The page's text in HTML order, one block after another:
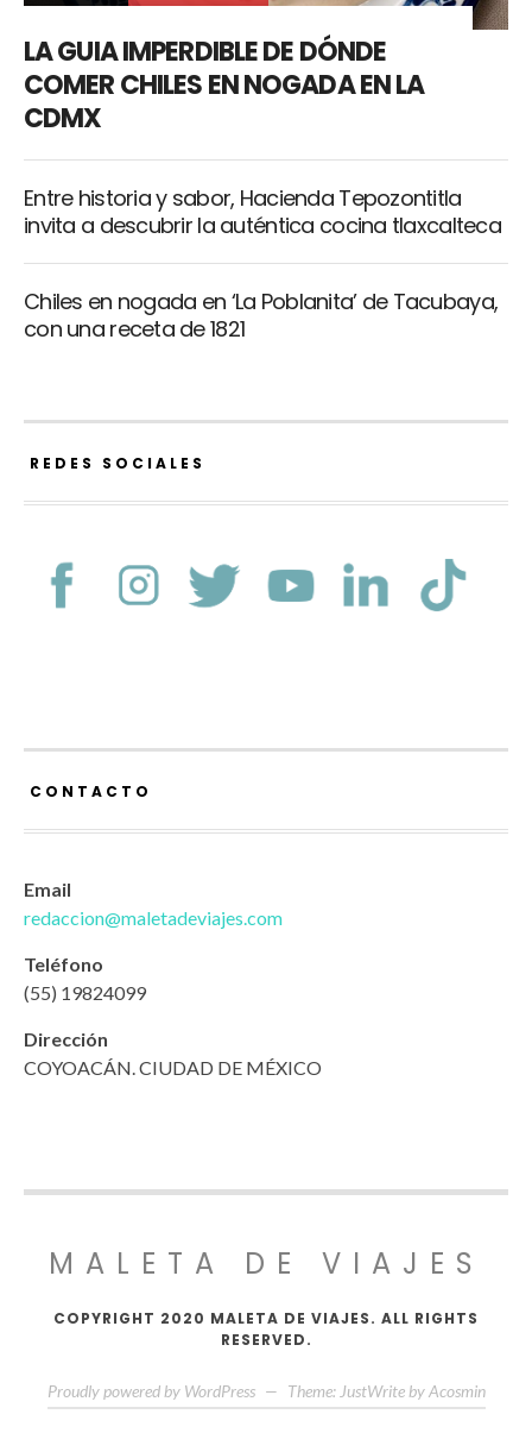
LA GUIA IMPERDIBLE DE DÓNDE
COMER CHILES EN NOGADA EN LA
CDMX
Entre historia y sabor, Hacienda Tepozontitla
invita a descubrir la auténtica cocina tlaxcalteca
Chiles en nogada en ‘La Poblanita’ de Tacubaya,
con una receta de 1821
REDES SOCIALES
CONTACTO
Email
redaccion@maletadeviajes.com
Teléfono
(55) 19824099
Dirección
COYOACÁN. CIUDAD DE MÉXICO
MALETA DE VIAJES
COPYRIGHT 2020 MALETA DE VIAJES. ALL RIGHTS
RESERVED.
Proudly powered by WordPress — Theme: JustWrite by Acosmin